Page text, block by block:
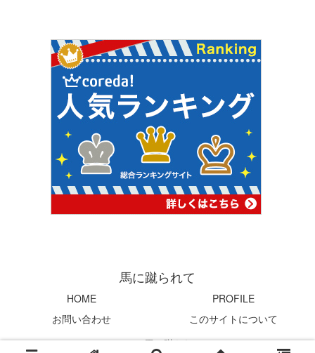
馬に蹴られて
HOME
PROFILE
お問い合わせ
このサイトについて
© 2004 馬に蹴られて.